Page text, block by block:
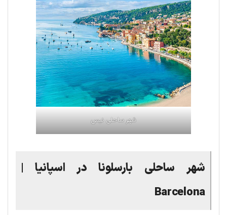
شهر ساحلی نیس
شهر ساحلی بارسلونا در اسپانیا |
Barcelona